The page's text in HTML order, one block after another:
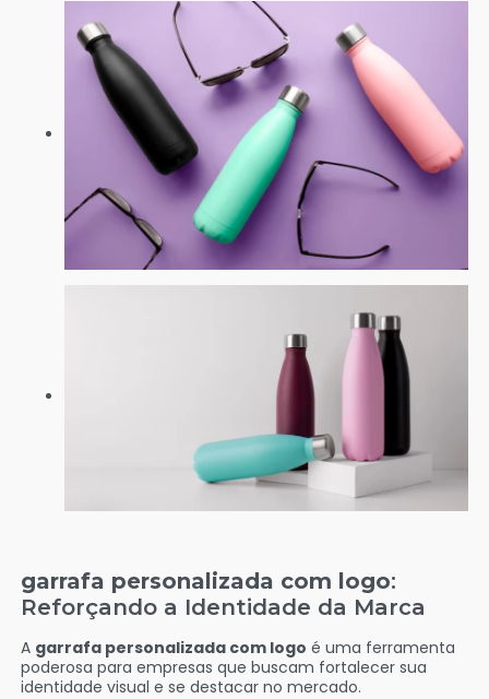
garrafa personalizada com logo:
Reforçando a Identidade da Marca
A garrafa personalizada com logo é uma ferramenta
poderosa para empresas que buscam fortalecer sua
identidade visual e se destacar no mercado.